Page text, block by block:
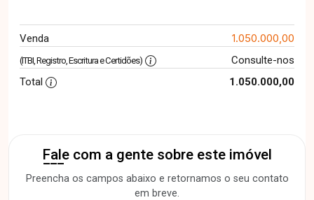
Venda 1.050.000,00
(ITBI, Registro, Escritura e Certidões)
Consulte-nos
Total
1.050.000,00
Fale com a gente sobre este imóvel
Preencha os campos abaixo e retornamos o seu contato
em breve.